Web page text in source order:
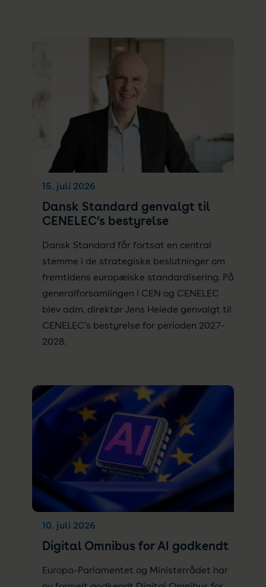
15. juli 2026
Dansk Standard genvalgt til
CENELEC’s bestyrelse
Dansk Standard får fortsat en central
stemme i de strategiske beslutninger om
fremtidens europæiske standardisering. På
generalforsamlingen i CEN og CENELEC
blev adm. direktør Jens Heiede genvalgt til
CENELEC’s bestyrelse for perioden 2027-
2028.
10. juli 2026
Digital Omnibus for AI godkendt
Europa-Parlamentet og Ministerrådet har